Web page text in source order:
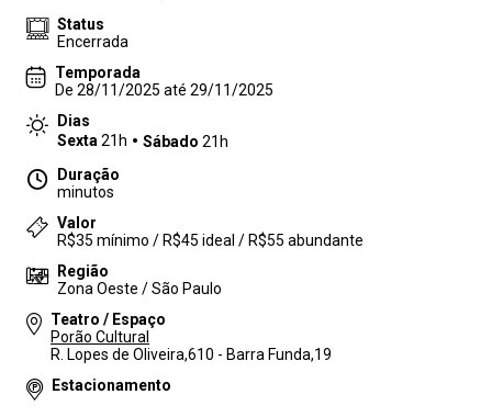
Status
Encerrada
Temporada
De 28/11/2025 até 29/11/2025
Dias
Sexta 21h Sábado 21h
Duração
minutos
Valor
R$35 mínimo / R$45 ideal / R$55 abundante
Região
Zona Oeste / São Paulo
Teatro / Espaço
Porão Cultural
R. Lopes de Oliveira,610 - Barra Funda,19
Estacionamento